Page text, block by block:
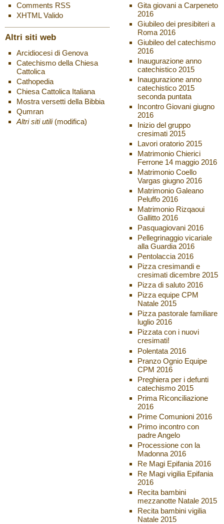
Comments RSS
XHTMLValido
Altri siti web
Arcidiocesi di Genova
Catechismo della Chiesa
Cattolica
Cathopedia
Chiesa Cattolica Italiana
Mostra versetti della Bibbia
Qumran
Altri siti utili (modifica)
Gita giovani a Carpeneto
2016
Giubileo dei presibiteri a
Roma 2016
Giubileo del catechismo
2016
Inaugurazione anno
catechistico 2015
Inaugurazione anno
catechistico 2015
seconda puntata
Incontro Giovani giugno
2016
Inizio del gruppo
cresimati 2015
Lavori oratorio 2015
Matrimonio Chierici
Ferrone 14 maggio 2016
Matrimonio Coello
Vargas giugno 2016
Matrimonio Galeano
Peluffo 2016
Matrimonio Rizqaoui
Gallitto 2016
Pasquagiovani 2016
Pellegrinaggio vicariale
alla Guardia 2016
Pentolaccia 2016
Pizza cresimandi e
cresimati dicembre 2015
Pizza di saluto 2016
Pizza equipe CPM
Natale 2015
Pizza pastorale familiare
luglio 2016
Pizzata con i nuovi
cresimati!
Polentata 2016
Pranzo Ognio Equipe
CPM 2016
Preghiera per i defunti
catechismo 2015
Prima Riconciliazione
2016
Prime Comunioni 2016
Primo incontro con
padre Angelo
Processione con la
Madonna 2016
Re Magi Epifania 2016
Re Magi vigilia Epifania
2016
Recita bambini
mezzanotte Natale 2015
Recita bambini vigilia
Natale 2015